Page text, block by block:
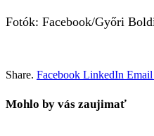
Fotók: Facebook/Győri
Share. Facebook LinkedIn Email
Mohlo by vás zaujimať